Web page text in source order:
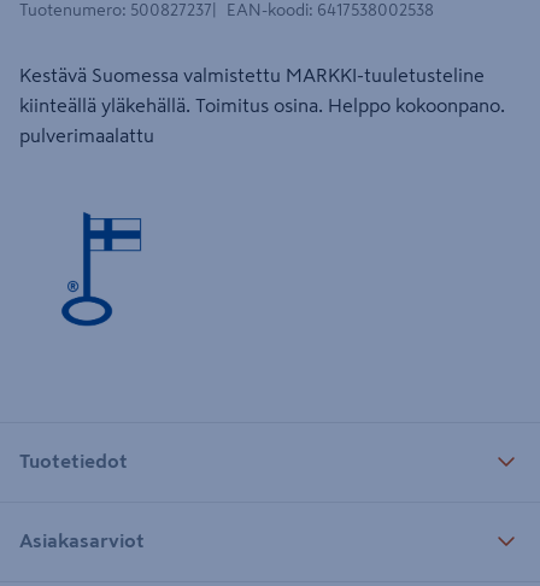
Tuotenumero: 500827237 EAN-koodi: 6417538002538
Kestävä Suomessa valmistettu MARKKI-tuuletusteline
kiinteällä yläkehällä. Toimitus osina. Helppo kokoonpano.
pulverimaalattu
Tuotetiedot
Asiakasarviot